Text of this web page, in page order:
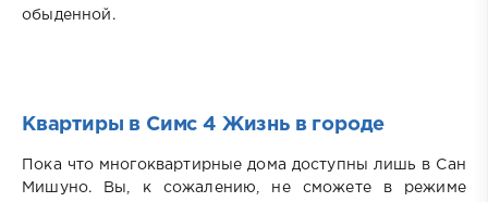
обыденной.
Квартиры в Симс 4 Жизнь в городе
Пока что многоквартирные дома доступны лишь в Сан
Мишуно. Вы, к сожалению, не сможете в режиме